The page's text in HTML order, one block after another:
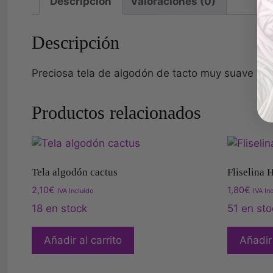
Descripción
Preciosa tela de algodón de tacto muy suave y
Productos relacionados
Tela algodón cactus
2,10€ IVA Incluído
18 en stock
Añadir al carrito
Fliselina
1,80€ IVA
51 en